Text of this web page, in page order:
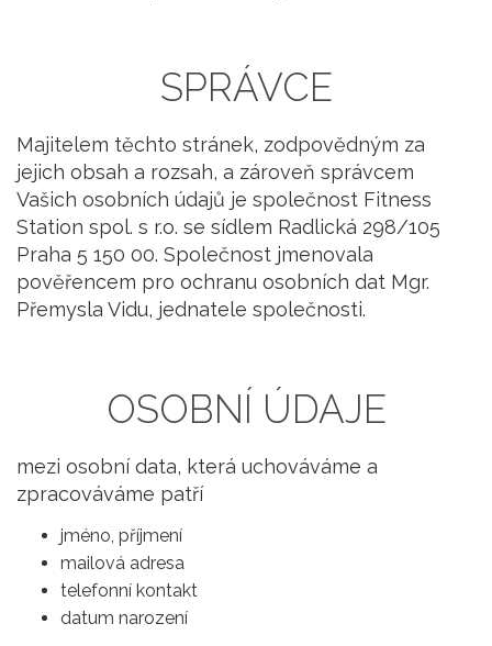
SPRÁVCE
Majitelem těchto stránek, zodpovědným za
jejich obsah a rozsah, a zároveň správcem
Vašich osobních údajů je společnost Fitness
Station spol. s r.o. se sídlem Radlická 298/105
Praha 5 150 00. Společnost jmenovala
pověřencem pro ochranu osobních dat Mgr.
Přemysla Vidu, jednatele společnosti.
OSOBNÍ ÚDAJE
mezi osobní data, která uchováváme a
zpracováváme patří
jméno, příjmení
mailová adresa
telefonní kontakt
datum narození